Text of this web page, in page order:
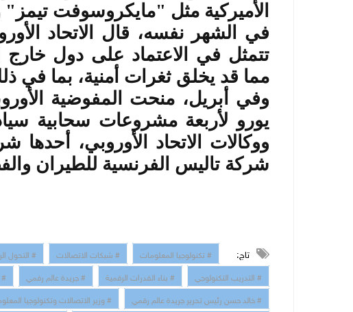
الأميركية مثل "مايكروسوفت
في الشهر نفسه، قال الاتحاد
تتمثل في الاعتماد على دول خارج
مما قد يخلق ثغرات أمنية، بما في
يورو لأربعة مشروعات سحابية
ووكالات الاتحاد الأوروبي،
شركة تاليس الفرنسية للطيران
تاج: # تكنولوجيا المعلومات # شبكات الاتصالات # التحول
# التدريب التكنولوجي
# بناء القدرات الرقمية # جريدة عالم رقمي
# Alam Rakamy Newspaper
# خالد حسن رئيس تحرير جريدة عالم رقمي
# وزير الاتصالات وتكنولوجيا